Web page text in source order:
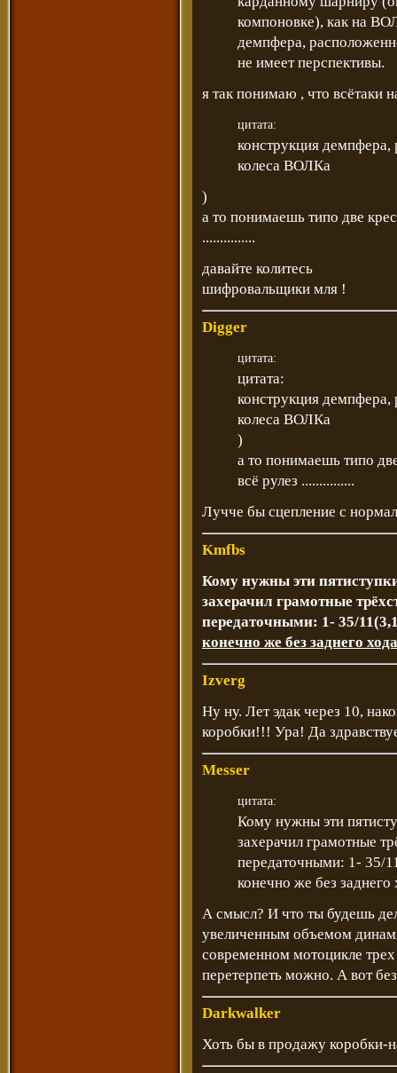
компоновке), как на
демпфера,
не имеет перспективы.
я так понимаю , что всётаки
цитата:
конструкция демпфера,
колеса ВОЛКа
)
а то понимаешь типо две
...............
давайте колитесь
шифровальщики мля !
Digger
цитата:
цитата:
конструкция демпфера,
колеса ВОЛКа
)
а то понимаешь типо
всё рулез ...............
Лучче бы сцепление с
Kmfbs
Кому нужны эти
захерачил грамотные
передаточными: 1- 35/
конечно же без заднего хода
Izverg
Ну ну. Лет эдак через 10,
коробки!!! Ура! Да
Messer
цитата:
Кому нужны эти
захерачил грамотные
передаточными: 1- 35/
конечно же без
А смысл? И что ты будешь
увеличенным объемом
современном мотоцикле
перетерпеть можно. А вот
Darkwalker
Хоть бы в продажу